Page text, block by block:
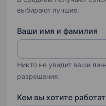
выбирают лучшие.
Ваши имя и фамилия
Никто не увидит ваши
разрешения.
Кем вы хотите